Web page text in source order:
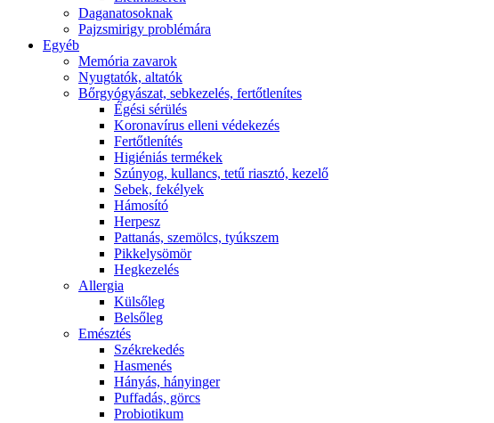
Daganatosoknak
Pajzsmirigy problémára
Egyéb
Memória zavarok
Nyugtatók, altatók
Bőrgyógyászat, sebkezelés, fertőtlenítes
É́gési sérülés
Koronavírus elleni védekezés
Fertőtlenítés
Higiéniás termékek
Szúnyog, kullancs, tetű riasztó, kezelő
Sebek, fekélyek
Hámosító
Herpesz
Pattanás, szemölcs, tyúkszem
Pikkelysömör
Hegkezelés
Allergia
Külsőleg
Belsőleg
Emésztés
Székrekedés
Hasmenés
Hányás, hányinger
Puffadás, görcs
Probiotikum